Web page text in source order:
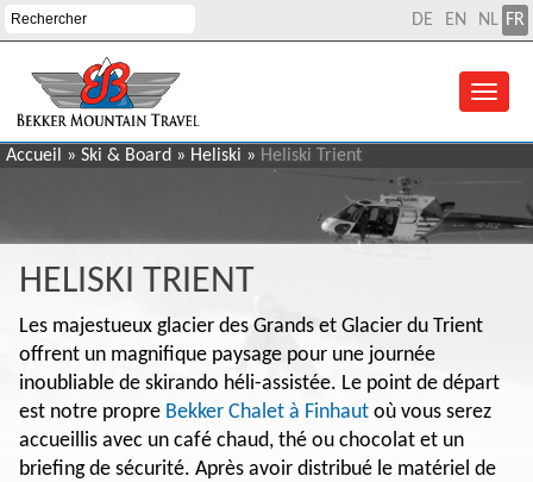
DE EN FR
NL
Accueil » Ski & Board » Heliski » Heliski Trient
HELISKI TRIENT
Les majestueux glacier des Grands et Glacier du Trient
offrent un magnifique paysage pour une journée
inoubliable de skirando héli-assistée. Le point de départ
est notre propre Bekker Chalet à Finhaut où vous serez
accueillis avec un café chaud, thé ou chocolat et un
briefing de sécurité. Après avoir distribué le matériel de